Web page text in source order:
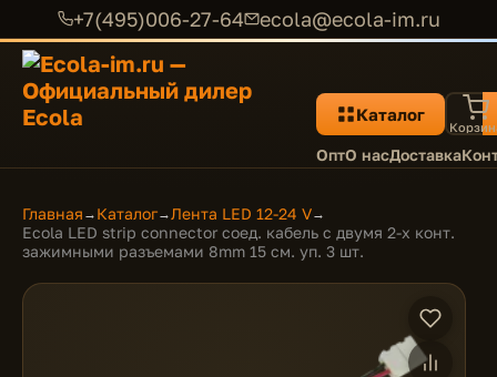
+7(495)006-27-64 ecola@ecola-im.ru
Каталог
ОптО насДоставка
Главная → Каталог→Лента LED 12-24 V→
Ecola LED strip connector соед. кабель с двумя 2-х конт.
зажимными разъемами 8mm 15 см. уп. 3 шт.